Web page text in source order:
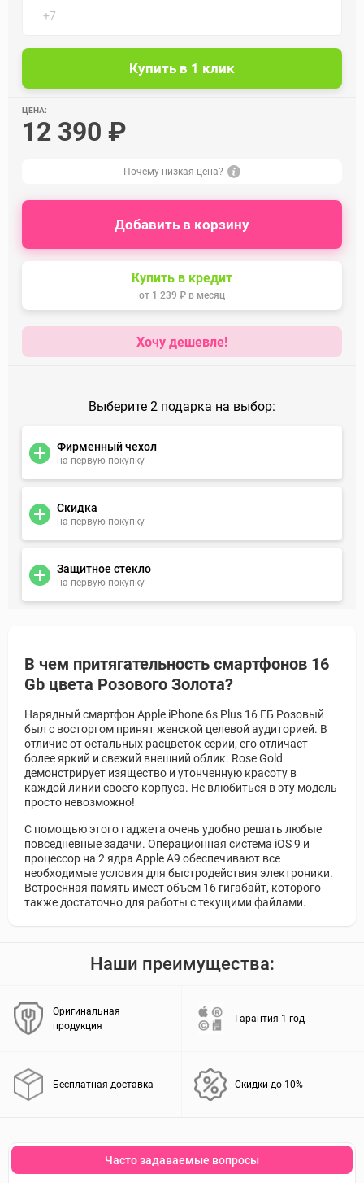
ЦЕНА:
12 390 ₽
Почему низкая цена?
Добавить в корзину
Купить в кредит
от 1 239 ₽ в месяц
Хочу дешевле!
Выберите 2 подарка на выбор:
Фирменный чехол
на первую покупку
Скидка
на первую покупку
Защитное стекло
на первую покупку
В чем притягательность смартфонов 16
Gb цвета Розового Золота?
Нарядный смартфон Apple iPhone 6s Plus 16 ГБ Розовый
был с восторгом принят женской целевой аудиторией. В
отличие от остальных расцветок серии, его отличает
более яркий и свежий внешний облик. Rose Gold
демонстрирует изящество и утонченную красоту в
каждой линии своего корпуса. Не влюбиться в эту модель
просто невозможно!
С помощью этого гаджета очень удобно решать любые
повседневные задачи. Операционная система iOS 9 и
процессор на 2 ядра Apple A9 обеспечивают все
необходимые условия для быстродействия электроники.
Встроенная память имеет объем 16 гигабайт, которого
также достаточно для работы с текущими файлами.
Наши преимущества:
Оригинальная
продукция
Гарантия 1 год
Бесплатная доставка Скидки до 10%
Часто задаваемые вопросы